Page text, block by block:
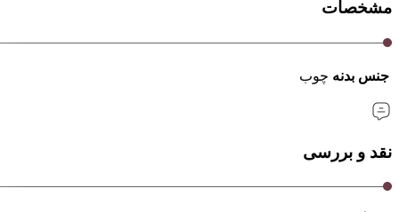
مشخصات
جنس بدنه چوب
نقد و بررسی